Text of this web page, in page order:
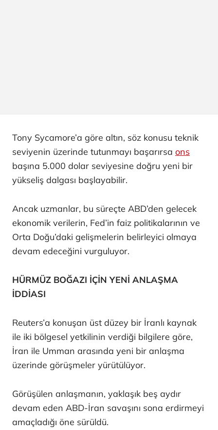
Tony Sycamore’a göre altın, söz konusu teknik
seviyenin üzerinde tutunmayı başarırsa ons
başına 5.000 dolar seviyesine doğru yeni bir
yükseliş dalgası başlayabilir.
Ancak uzmanlar, bu süreçte ABD’den gelecek
ekonomik verilerin, Fed’in faiz politikalarının ve
Orta Doğu’daki gelişmelerin belirleyici olmaya
devam edeceğini vurguluyor.
HÜRMÜZ BOĞAZI İÇİN YENİ ANLAŞMA
İDDİASI
Reuters’a konuşan üst düzey bir İranlı kaynak
ile iki bölgesel yetkilinin verdiği bilgilere göre,
İran ile Umman arasında yeni bir anlaşma
üzerinde görüşmeler yürütülüyor.
Görüşülen anlaşmanın, yaklaşık beş aydır
devam eden ABD-İran savaşını sona erdirmeyi
amaçladığı öne sürüldü.